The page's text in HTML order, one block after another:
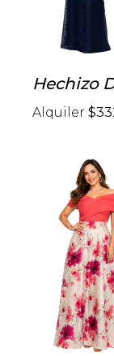
Hechizo
Alquiler